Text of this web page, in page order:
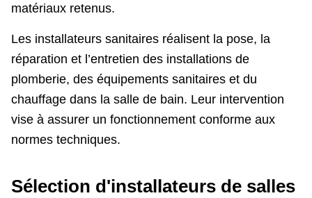
matériaux retenus.
Les installateurs sanitaires réalisent la pose, la
réparation et l’entretien des installations de
plomberie, des équipements sanitaires et du
chauffage dans la salle de bain. Leur intervention
vise à assurer un fonctionnement conforme aux
normes techniques.
Sélection d'installateurs de salles